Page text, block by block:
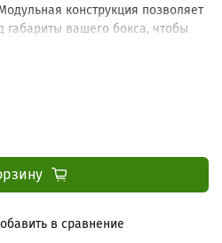
в сравнение
конструкция позволяет
габариты вашего бокса, чтобы